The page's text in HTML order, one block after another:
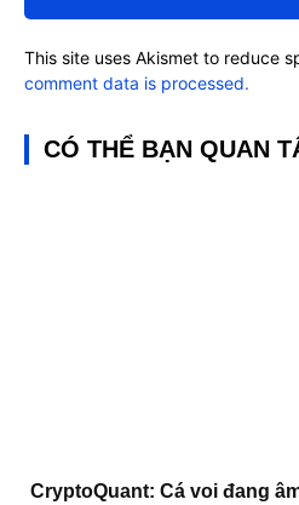
This site uses Akismet to reduce
comment data is processed.
CÓ THỂ BẠN QUAN
CryptoQuant: Cá voi đang